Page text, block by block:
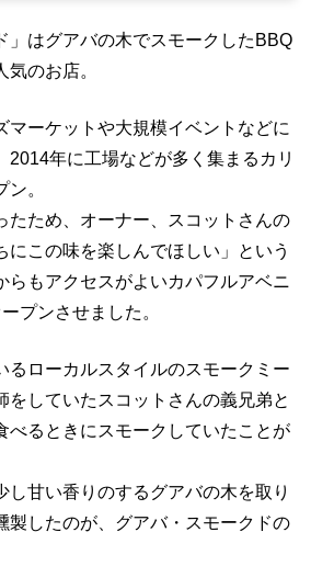
」はグアバの木でスモークしたBBQ
のお店。
マーケットや大規模イベントなどに
2014年に工場などが多く集まるカリ
。
たため、オーナー、スコットさんの
にこの味を楽しんでほしい」という
らもアクセスがよいカパフルアベニ
プンさせました。
るローカルスタイルのスモークミー
をしていたスコットさんの義兄弟と
べるときにスモークしていたことが
し甘い香りのするグアバの木を取り
製したのが、グアバ・スモークドの